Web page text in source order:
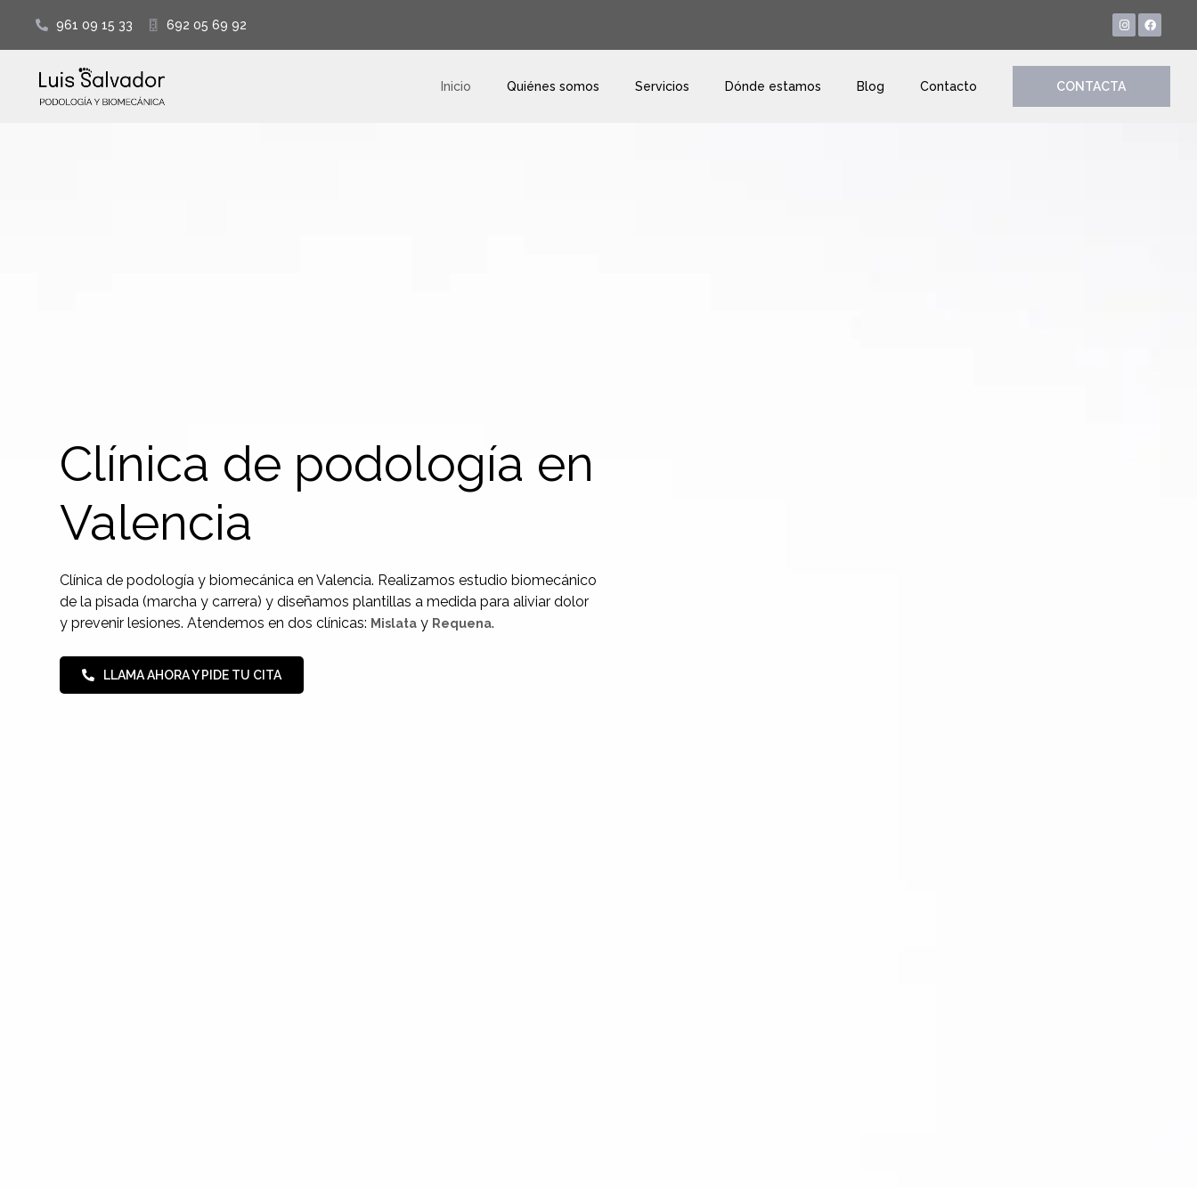
961 09 15 33 692 05 69 92
Inicio Quiénes somos Servicios Dónde estamos Blog Contacto CONTACTA
Clínica de podología en
Valencia
Clínica de podología y biomecánica en Valencia. Realizamos estudio biomecánico
de la pisada (marcha y carrera) y diseñamos plantillas a medida para aliviar dolor
y prevenir lesiones. Atendemos en dos clínicas: Mislata y Requena.
LLAMA AHORA Y PIDE TU CITA